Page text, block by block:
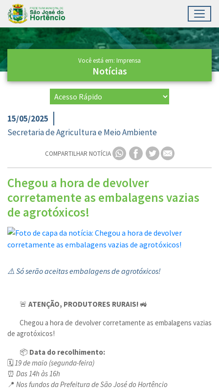
Ir para conteúdo principal
Conteúdo Principal
Você está em: Imprensa
Notícias
15/05/2025
Secretaria de Agricultura e Meio Ambiente
COMPARTILHAR NOTÍCIA
Chegou a hora de devolver
corretamente as embalagens vazias
de agrotóxicos!
⚠️ Só serão aceitas embalagens de agrotóxicos!
🚨 ATENÇÃO, PRODUTORES RURAIS! 🚜
Chegou a hora de devolver corretamente as embalagens vazias
de agrotóxicos!
📦 Data do recolhimento:
🗓️19 de maio (segunda-feira)
⏰ Das 14h às 16h
📍 Nos fundos da Prefeitura de São José do Hortêncio